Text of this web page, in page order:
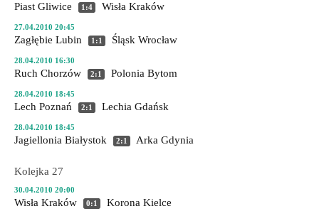
Piast Gliwice 1:4 Wisła Kraków
27.04.2010 20:45
Zagłębie Lubin 1:1 Śląsk Wrocław
28.04.2010 16:30
Ruch Chorzów 2:1 Polonia Bytom
28.04.2010 18:45
Lech Poznań 2:1 Lechia Gdańsk
28.04.2010 18:45
Jagiellonia Białystok 2:1 Arka Gdynia
Kolejka 27
30.04.2010 20:00
Wisła Kraków 0:1 Korona Kielce